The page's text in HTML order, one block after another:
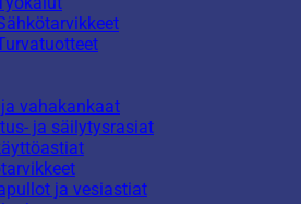
vahakankaat
ja säilytysrasiat
ja vesiastiat